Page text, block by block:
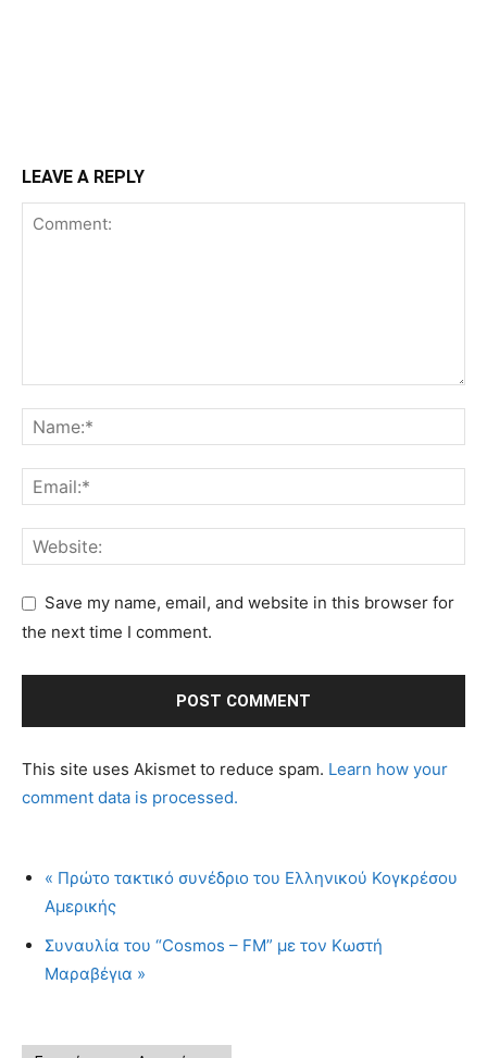
LEAVE A REPLY
Save my name, email, and website in this browser for
the next time I comment.
This site uses Akismet to reduce spam. Learn how your
comment data is processed.
« Πρώτο τακτικό συνέδριο του Ελληνικού Κογκρέσου
Αμερικής
Συναυλία του “Cosmos – FM” με τον Κωστή
Μαραβέγια »